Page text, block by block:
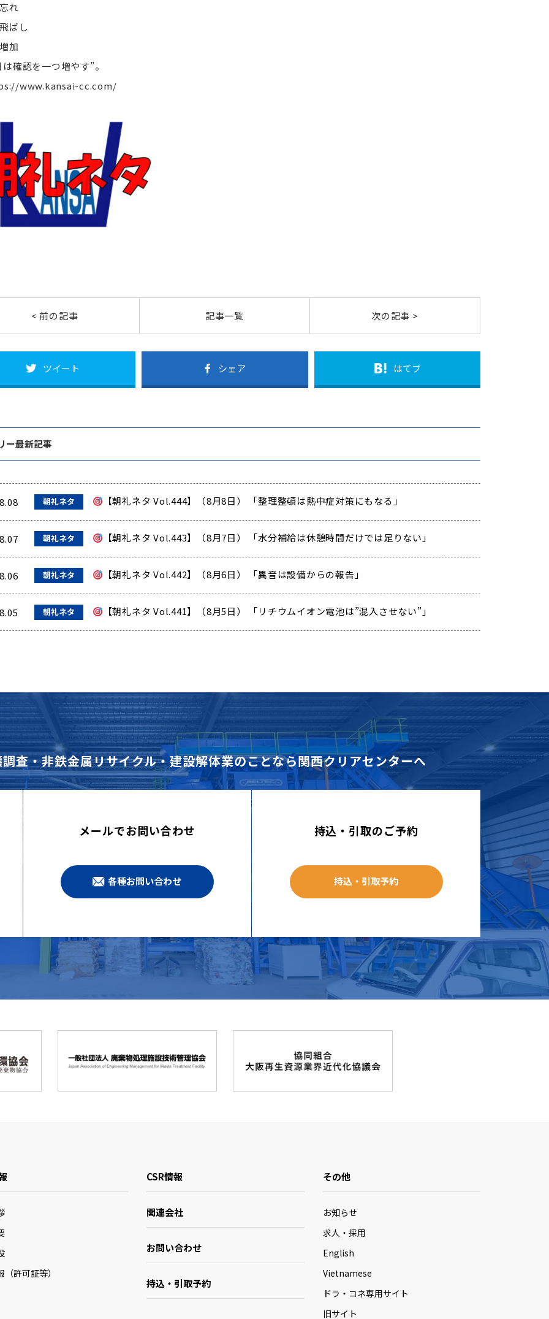
れ
ばし
加
確認を一つ増やす”。
www.kansai-cc.com/
< 前の記事 記事一覧 次の記事 >
ツイート シェア はてブ
ー最新記事
朝礼ネタ 【朝礼ネタ Vol.444】（8月8日） 「整理整頓は熱中症対策にもなる」
朝礼ネタ 【朝礼ネタ Vol.443】（8月7日） 「水分補給は休憩時間だけでは足りない」
朝礼ネタ 【朝礼ネタ Vol.442】（8月6日） 「異音は設備からの報告」
朝礼ネタ 【朝礼ネタ Vol.441】（8月5日） 「リチウムイオン電池は”混入させない”」
査・非鉄金属リサイクル・建設解体業のことなら関西クリアセンターへ
メールでお問い合わせ
各種お問い合わせ
持込・引取のご予約
持込・引取予約
許可証等）
CSR情報
関連会社
お問い合わせ
持込・引取予約
その他
お知らせ
求人・採用
English
Vietnamese
ドラ・コネ専用サイト
旧サイト